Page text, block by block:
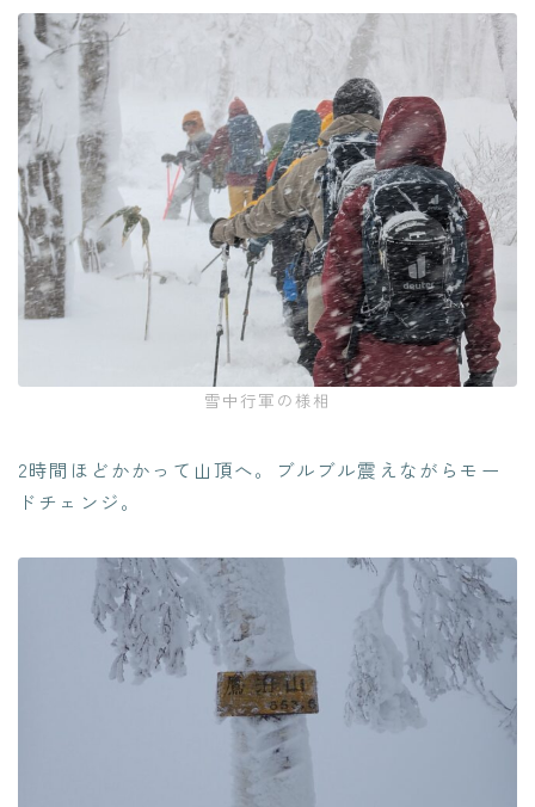
雪中行軍の様相
2時間ほどかかって山頂へ。ブルブル震えながらモー
ドチェンジ。